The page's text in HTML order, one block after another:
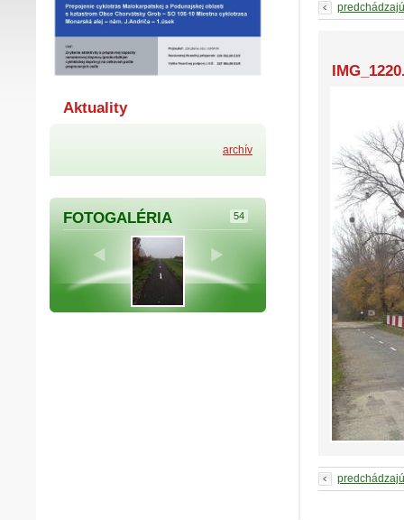
Aktuality
archív
FOTOGALÉRIA 54